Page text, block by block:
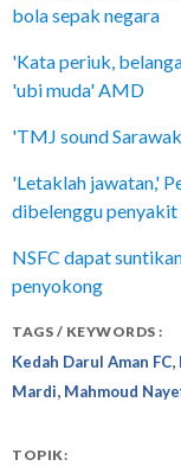
bola sepak negara
'Kata periuk,
'ubi muda' AMD
'TMJ sound
'Letaklah jawatan,'
dibelenggu penyakit
NSFC dapat
penyokong
TAGS / KEYWORDS :
Kedah Darul Aman FC,
Mardi, Mahmoud
TOPIK: